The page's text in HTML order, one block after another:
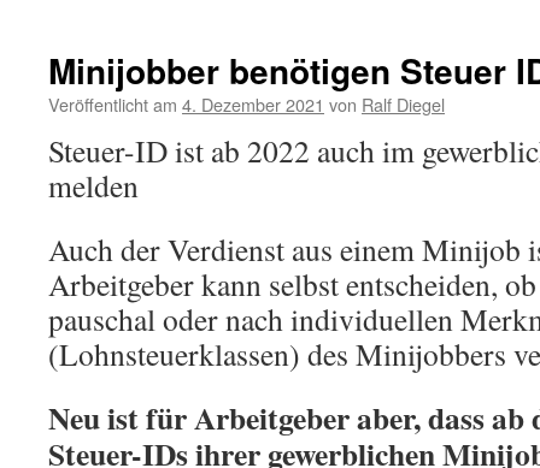
Minijobber benötigen Steuer
Veröffentlicht am 4. Dezember 2021 von Ralf Diegel
Steuer-ID ist ab 2022 auch im
melden
Auch der Verdienst aus einem Minijob
Arbeitgeber kann selbst entscheiden,
pauschal oder nach individuellen
(Lohnsteuerklassen) des Minijobbers
Neu ist für Arbeitgeber aber, dass ab
Steuer-IDs ihrer gewerblichen